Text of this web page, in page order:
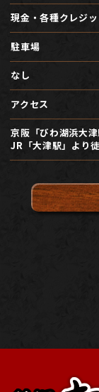
現金・各種クレジ
駐車場
なし
アクセス
京阪「びわ湖浜大
JR「大津駅」より